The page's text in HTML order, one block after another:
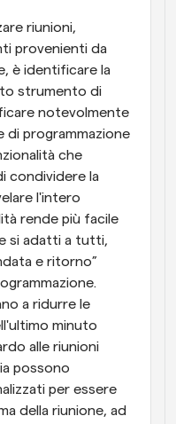
riunioni,
provenienti da
è identificare la
strumento di
notevolmente
programmazione
che
condividere la
l'intero
rende più facile
si adatti a tutti,
e ritorno”
a ridurre le
minuto
alle riunioni
possono
per essere
della riunione, ad